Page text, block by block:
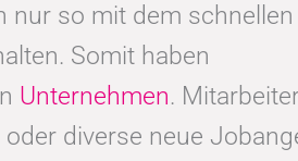
nur so mit dem schnellen
Somit haben
Unternehmen.
diverse neue